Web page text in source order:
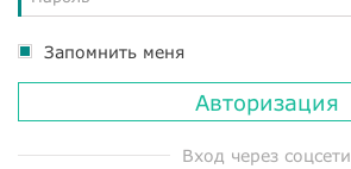
Запомнить меня
Авторизация
Вход через соцсети